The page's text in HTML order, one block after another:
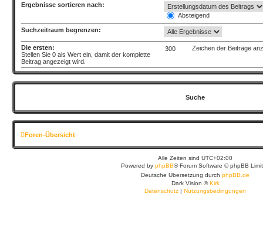
Ergebnisse sortieren nach:
Absteigend
Suchzeitraum begrenzen:
Die ersten:
Stellen Sie 0 als Wert ein, damit der komplette
Beitrag angezeigt wird.
Zeichen der Beiträge
Foren-Übersicht
Alle Zeiten sind UTC+02:00
Powered by phpBB® Forum Software © phpBB
Deutsche Übersetzung durch phpBB.de
Dark Vision ©Kirk
Datenschutz | Nutzungsbedingungen